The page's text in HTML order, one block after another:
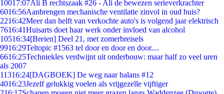
10017:07Ali B rechtszaak #26 - Ali de bewezen serieverkrachter
6016:56Aanbrengen mechanische ventilatie zinvol in oud huis?
2216:42Meer dan helft van verkochte auto's is volgend jaar elektrisch
7616:41Huisarts doet haar werk onder invloed van alcohol
10516:34[Breien] Deel 21, met zomerbreisels
9916:29Teltopic #1563 tel door en door en door....
6616:25Techniekles verdwijnt uit onderbouw: maar half zo veel uren
als 2007
11316:24[DAGBOEK] De weg naar balans #12
4016:23Jezelf gelukkig voelen als vrijgezelle vijftiger